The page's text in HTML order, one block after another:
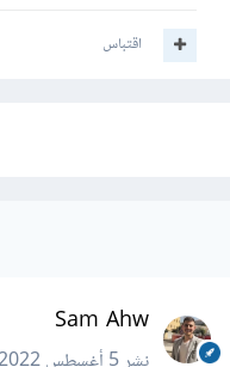
اقتباس
Sam Ahw